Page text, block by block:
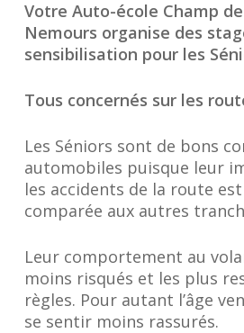
Votre Auto-école Champ
Nemours organise des
sensibilisation pour les
Tous concernés sur les
Les Séniors sont de bons
automobiles puisque leur
les accidents de la route
comparée aux autres
Leur comportement au
moins risqués et les plus
règles. Pour autant l’âge
se sentir moins rassurés.